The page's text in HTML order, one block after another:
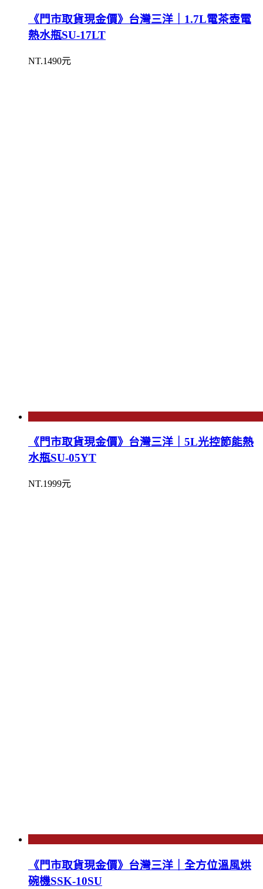
《門市取貨現金價》台灣三洋｜1.7L電茶壺電
熱水瓶SU-17LT
NT.1490元
《門市取貨現金價》台灣三洋｜5L光控節能熱
水瓶SU-05YT
NT.1999元
《門市取貨現金價》台灣三洋｜全方位溫風烘
碗機SSK-10SU